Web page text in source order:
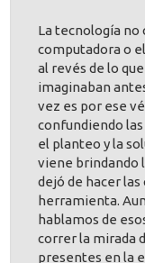
La tecnología
computadora o
al revés de lo
imaginaban
vez es por ese
confundiendo las
el planteo y la
viene brindando
dejó de hacer las
herramienta.
hablamos de
correr la mirada
presentes en la